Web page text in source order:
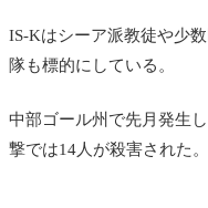
IS-Kはシーア派教徒や少
隊も標的にしている。
中部ゴール州で先月発生
撃では14人が殺害された。